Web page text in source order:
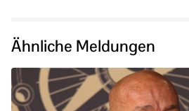
Ähnliche Meldungen